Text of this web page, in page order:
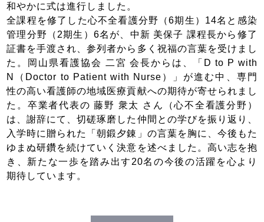
和やかに式は進行しました。
全課程を修了した心不全看護分野（6期生）14名と感染
管理分野（2期生）6名が、中新 美保子 課程長から修了
証書を手渡され、参列者から多く祝福の言葉を受けまし
た。岡山県看護協会 二宮 会長からは、「D to P with
N（Doctor to Patient with Nurse）」が進む中、専門
性の高い看護師の地域医療貢献への期待が寄せられまし
た。卒業者代表の 藤野 衆太 さん（心不全看護分野）
は、謝辞にて、切磋琢磨した仲間との学びを振り返り、
入学時に贈られた「朝鍛夕錬」の言葉を胸に、今後もた
ゆまぬ研鑽を続けていく決意を述べました。高い志を抱
き、新たな一歩を踏み出す20名の今後の活躍を心より
期待しています。